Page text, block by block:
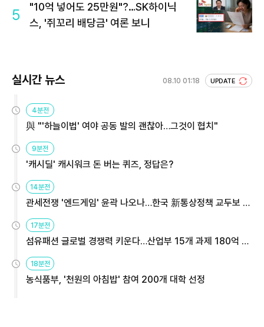
5
"10억 넣어도 25만원"?…SK하이닉
스, '쥐꼬리 배당금' 여론 보니
실시간 뉴스 08.10 01:18 UPDATE
4분전
與 "'하늘이법' 여야 공동 발의 괜찮아…그것이 협치"
9분전
'캐시딜' 캐시워크 돈 버는 퀴즈, 정답은?
14분전
관세전쟁 '엔드게임' 윤곽 나오나…한국 新통상정책 교두보 활
용해야
17분전
섬유패션 글로벌 경쟁력 키운다…산업부 15개 과제 180억 지
원
18분전
농식품부, '천원의 아침밥' 참여 200개 대학 선정